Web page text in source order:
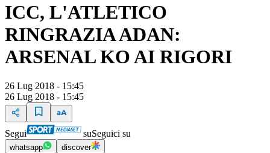
ICC, L'ATLETICO
RINGRAZIA ADAN:
ARSENAL KO AI RIGORI
26 Lug 2018 - 15:45
26 Lug 2018 - 15:45
Segui suSeguici su
whatsapp discover